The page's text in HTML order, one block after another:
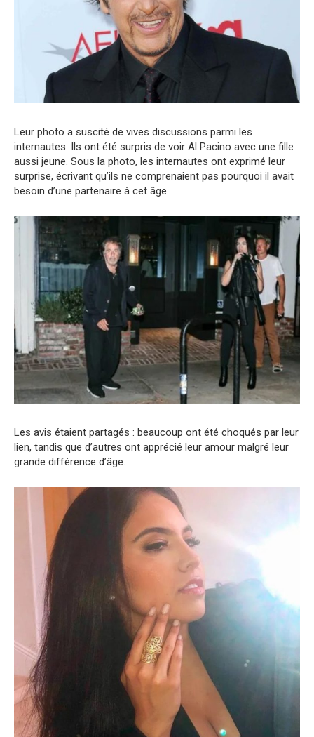
Leur photo a suscité de vives discussions parmi les
internautes. Ils ont été surpris de voir Al Pacino avec une fille
aussi jeune. Sous la photo, les internautes ont exprimé leur
surprise, écrivant qu’ils ne comprenaient pas pourquoi il avait
besoin d’une partenaire à cet âge.
Les avis étaient partagés : beaucoup ont été choqués par leur
lien, tandis que d’autres ont apprécié leur amour malgré leur
grande différence d’âge.